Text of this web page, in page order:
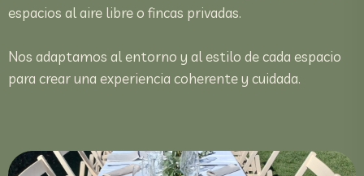
espacios al aire libre o fincas privadas.
Nos adaptamos al entorno y al estilo de cada espacio
para crear una experiencia coherente y cuidada.